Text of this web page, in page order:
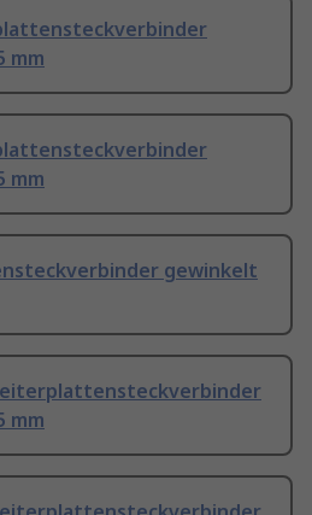
mm
mm
gewinkelt
Leiterplattensteckverbinder
mm